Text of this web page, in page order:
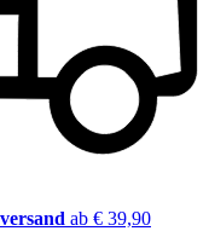
ab € 39,90